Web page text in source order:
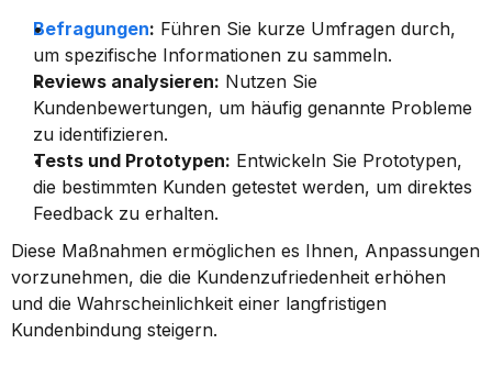
Befragungen: Führen Sie kurze Umfragen durch,
um spezifische Informationen zu sammeln.
Reviews analysieren: Nutzen Sie
Kundenbewertungen, um häufig genannte Probleme
zu identifizieren.
Tests und Prototypen: Entwickeln Sie Prototypen,
die bestimmten Kunden getestet werden, um direktes
Feedback zu erhalten.
Diese Maßnahmen ermöglichen es Ihnen, Anpassungen
vorzunehmen, die die Kundenzufriedenheit erhöhen
und die Wahrscheinlichkeit einer langfristigen
Kundenbindung steigern.